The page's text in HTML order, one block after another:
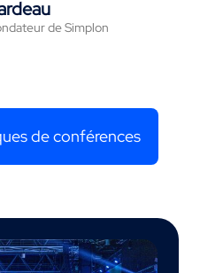
de Simplon
de conférences